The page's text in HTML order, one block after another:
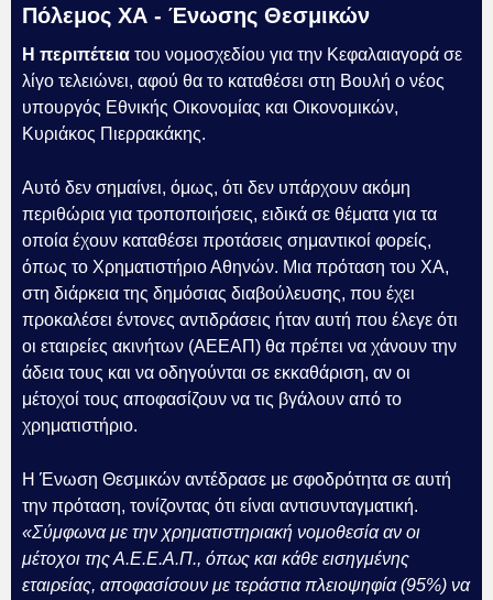
Πόλεμος ΧΑ - Ένωσης Θεσμικών
Η περιπέτεια του νομοσχεδίου για την Κεφαλαιαγορά σε
λίγο τελειώνει, αφού θα το καταθέσει στη Βουλή ο νέος
υπουργός Εθνικής Οικονομίας και Οικονομικών,
Κυριάκος Πιερρακάκης.
Αυτό δεν σημαίνει, όμως, ότι δεν υπάρχουν ακόμη
περιθώρια για τροποποιήσεις, ειδικά σε θέματα για τα
οποία έχουν καταθέσει προτάσεις σημαντικοί φορείς,
όπως το Χρηματιστήριο Αθηνών. Μια πρόταση του ΧΑ,
στη διάρκεια της δημόσιας διαβούλευσης, που έχει
προκαλέσει έντονες αντιδράσεις ήταν αυτή που έλεγε ότι
οι εταιρείες ακινήτων (ΑΕΕΑΠ) θα πρέπει να χάνουν την
άδεια τους και να οδηγούνται σε εκκαθάριση, αν οι
μέτοχοί τους αποφασίζουν να τις βγάλουν από το
χρηματιστήριο.
Η Ένωση Θεσμικών αντέδρασε με σφοδρότητα σε αυτή
την πρόταση, τονίζοντας ότι είναι αντισυνταγματική.
«Σύμφωνα με την χρηματιστηριακή νομοθεσία αν οι
μέτοχοι της Α.Ε.Ε.Α.Π., όπως και κάθε εισηγμένης
εταιρείας, αποφασίσουν με τεράστια πλειοψηφία (95%) να